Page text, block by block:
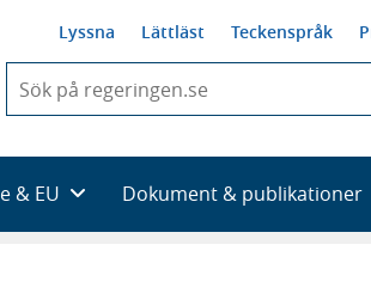
Lyssna Lättläst Teckenspråk
du
skriva
framträder
en
& EU Dokument & publikationer